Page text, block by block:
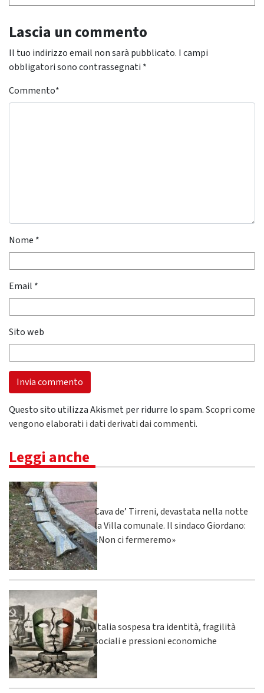
Lascia un commento
Il tuo indirizzo email non sarà pubblicato. I campi
obbligatori sono contrassegnati *
Commento*
Nome *
Email *
Sito web
Questo sito utilizza Akismet per ridurre lo spam.Scopri come
vengono elaborati i dati derivati dai commenti.
Leggi anche
Cava de’ Tirreni, devastata nella notte
la Villa comunale. Il sindaco Giordano:
«Non ci fermeremo»
Italia sospesa tra identità, fragilità
sociali e pressioni economiche